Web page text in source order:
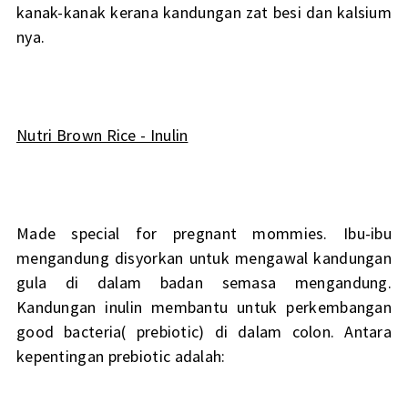
kanak-kanak kerana kandungan zat besi dan kalsium
nya.
Nutri Brown Rice - Inulin
Made special for pregnant mommies. Ibu-ibu
mengandung disyorkan untuk mengawal kandungan
gula di dalam badan semasa mengandung.
Kandungan inulin membantu untuk perkembangan
good bacteria( prebiotic) di dalam colon. Antara
kepentingan prebiotic adalah: